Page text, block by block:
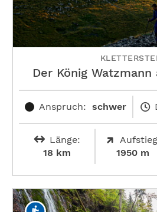
Der König
Anspruch: schwer
Länge:
18 km
1950 m